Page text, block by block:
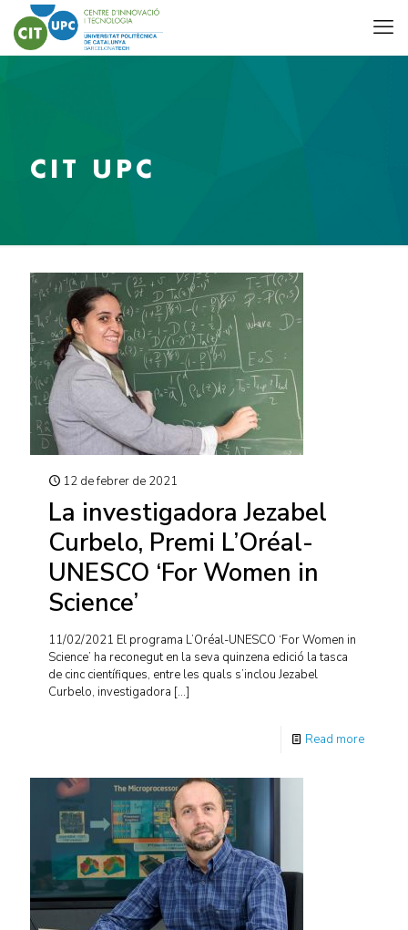
CIT UPC
12 de febrer de 2021
La investigadora Jezabel
Curbelo, Premi L’Oréal-
UNESCO ‘For Women in
Science’
11/02/2021 El programa L’Oréal-UNESCO ‘For Women in
Science’ ha reconegut en la seva quinzena edició la tasca
de cinc científiques, entre les quals s’inclou Jezabel
Curbelo, investigadora […]
Read more